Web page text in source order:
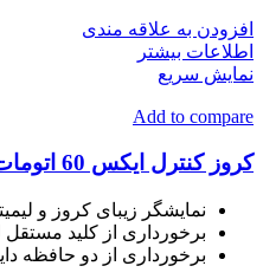
افزودن به علاقه مندی
اطلاعات بیشتر
نمایش سریع
Add to compare
کروز کنترل ایکس 60 اتومات N
نمایشگر زیبای کروز و
برخورداری از کلید
برخورداری از دو حافظه